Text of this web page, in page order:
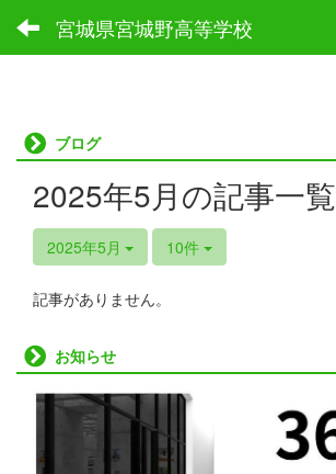
宮城県宮城野高等学校
ブログ
2025年5月の記事一覧
2025年5月 10件
記事がありません。
お知らせ